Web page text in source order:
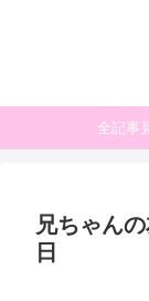
全記事
兄ちゃん
日